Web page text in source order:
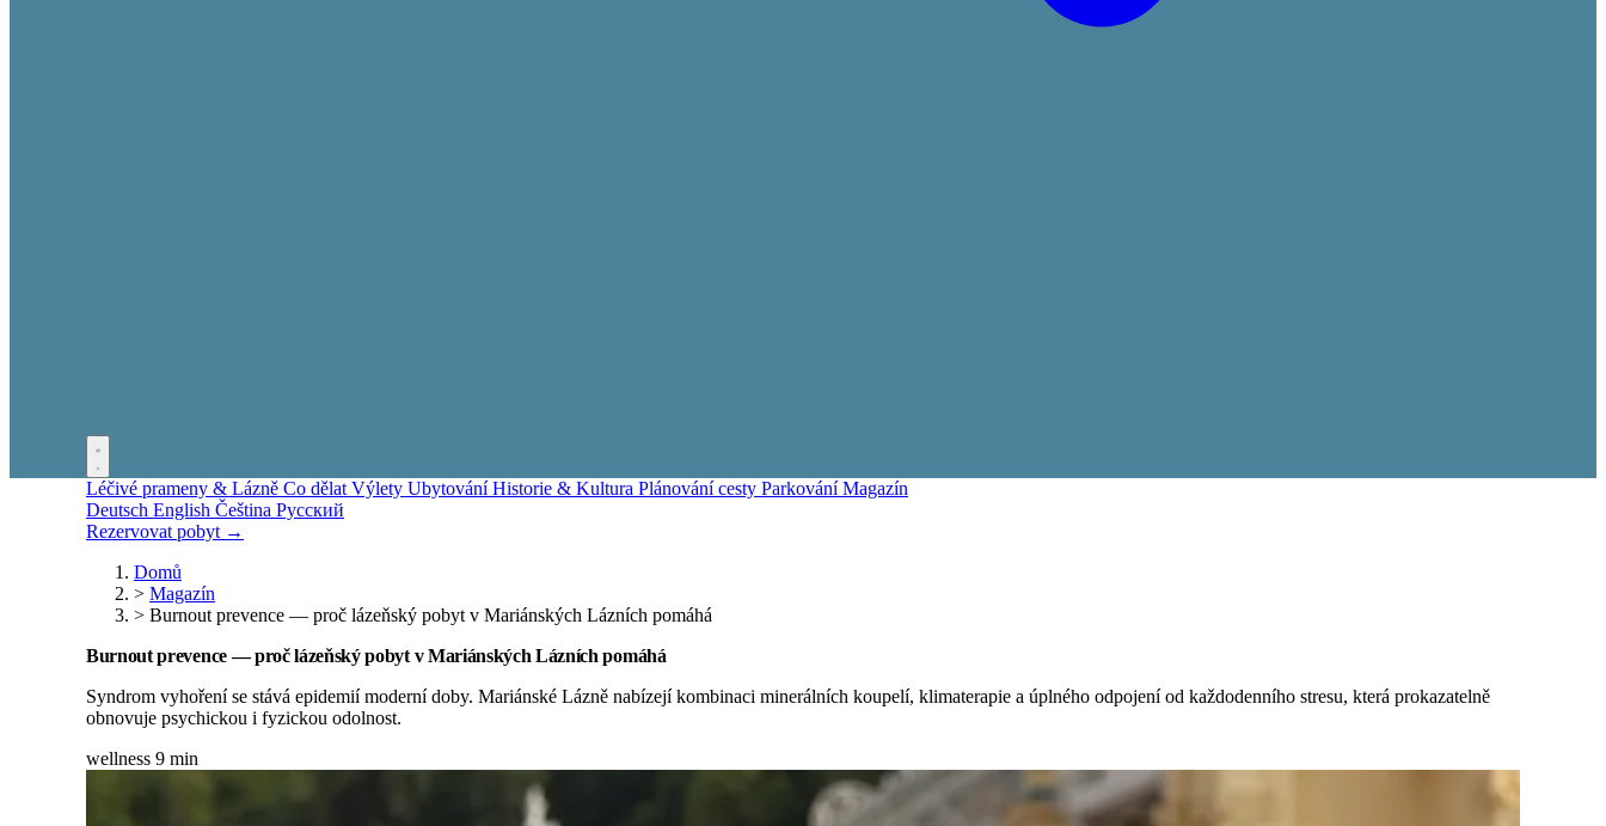
Léčivé prameny & Lázně Co dělat Výlety UbytováníHistorie & Kultura Plánování cesty ParkováníMagazín
Deutsch English Čeština Русский
Rezervovat pobyt →
Domů
> Magazín
> Burnout prevence — proč lázeňský pobyt v Mariánských Lázních pomáhá
Burnout prevence — proč lázeňský pobyt v Mariánských Lázních pomáhá
Syndrom vyhoření se stává epidemií moderní doby. Mariánské Lázně nabízejí kombinaci minerálních koupelí, klimaterapie a úplného odpojení od každodenního stresu, která prokazatelně
obnovuje psychickou i fyzickou odolnost.
wellness 9 min